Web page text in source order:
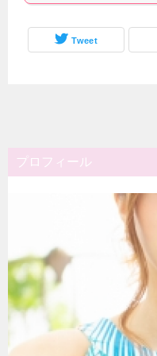
Tweet
プロフィール